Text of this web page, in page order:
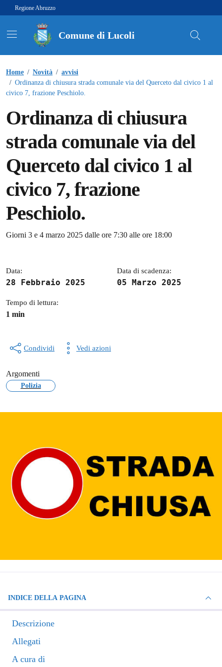
Vai ai contenuti
Vai al footer
Regione Abruzzo
Comune di Lucoli
Home / Novità / avvisi
/ Ordinanza di chiusura strada comunale via del Querceto dal civico 1 al
civico 7, frazione Peschiolo.
Ordinanza di chiusura
strada comunale via del
Querceto dal civico 1 al
civico 7, frazione
Peschiolo.
Dettagli della notizia
Giorni 3 e 4 marzo 2025 dalle ore 7:30 alle ore 18:00
Data:
28 Febbraio 2025
Data di scadenza:
05 Marzo 2025
Tempo di lettura:
1 min
Condividi Vedi azioni
Argomenti
Polizia
INDICE DELLA PAGINA
Descrizione
Allegati
A cura di